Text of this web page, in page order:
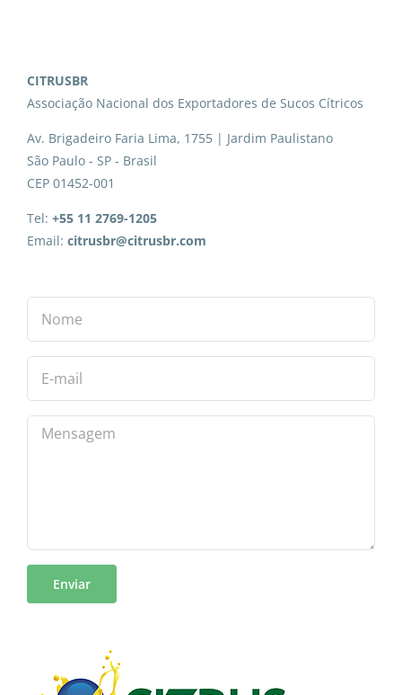
CITRUSBR
Associação Nacional dos Exportadores de Sucos Cítricos
Av. Brigadeiro Faria Lima, 1755 | Jardim Paulistano
São Paulo - SP - Brasil
CEP 01452-001
Tel: +55 11 2769-1205
Email: citrusbr@citrusbr.com